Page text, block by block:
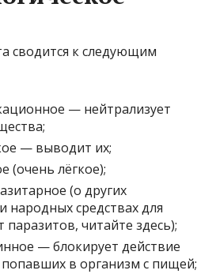
сводится к следующим
— нейтрализует
— выводит их;
(очень лёгкое);
(о других
народных средствах для
читайте здесь);
— блокирует действие
попавших в организм с пищей;